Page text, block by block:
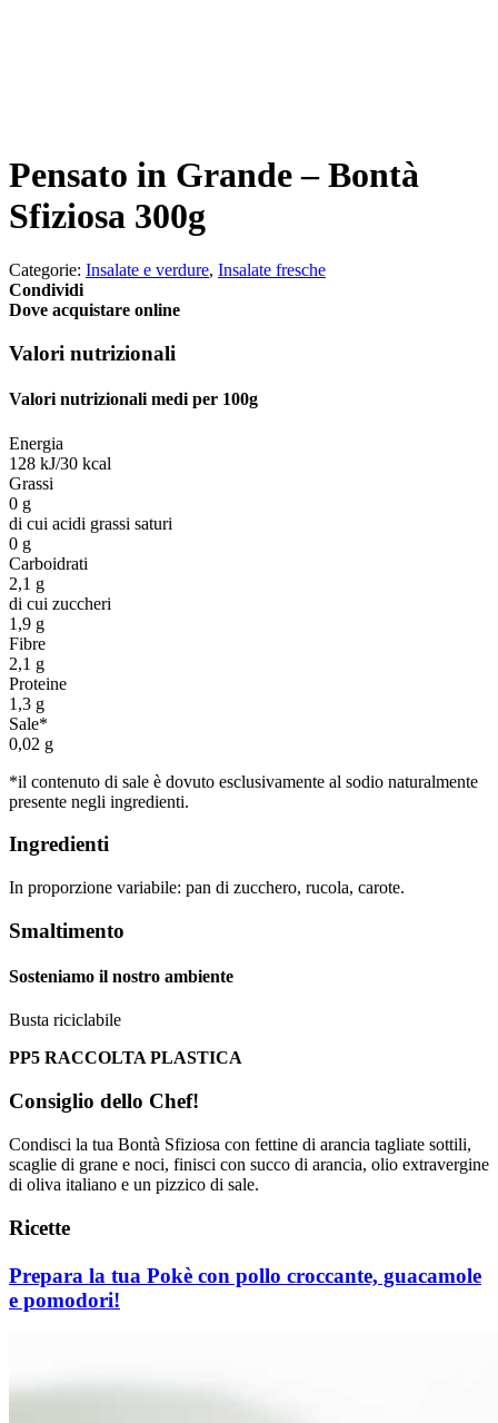
Pensato in Grande – Bontà
Sfiziosa 300g
Categorie: Insalate e verdure, Insalate fresche
Condividi
Dove acquistare online
Valori nutrizionali
Valori nutrizionali medi per 100g
Energia
128 kJ/30 kcal
Grassi
0 g
di cui acidi grassi saturi
0 g
Carboidrati
2,1 g
di cui zuccheri
1,9 g
Fibre
2,1 g
Proteine
1,3 g
Sale*
0,02 g
*il contenuto di sale è dovuto esclusivamente al sodio naturalmente
presente negli ingredienti.
Ingredienti
In proporzione variabile: pan di zucchero, rucola, carote.
Smaltimento
Sosteniamo il nostro ambiente
Busta riciclabile
PP5 RACCOLTA PLASTICA
Consiglio dello Chef!
Condisci la tua Bontà Sfiziosa con fettine di arancia tagliate sottili,
scaglie di grane e noci, finisci con succo di arancia, olio extravergine
di oliva italiano e un pizzico di sale.
Ricette
Prepara la tua Pokè con pollo croccante, guacamole
e pomodori!